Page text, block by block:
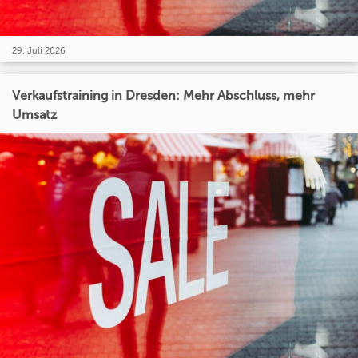
29. Juli 2026
Verkaufstraining in Dresden: Mehr Abschluss, mehr
Umsatz